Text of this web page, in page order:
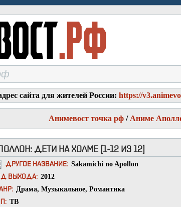
сайта для жителей России: https://
Анимевост точка рф/ Аниме
ДЕТИ НА ХОЛМЕ [1-12 ИЗ 12]
ДРУГОЕ НАЗВАНИЕ: Sakamichi no Apollon
ВЫХОДА: 2012
Драма, Музыкальное, Романтика
ТВ